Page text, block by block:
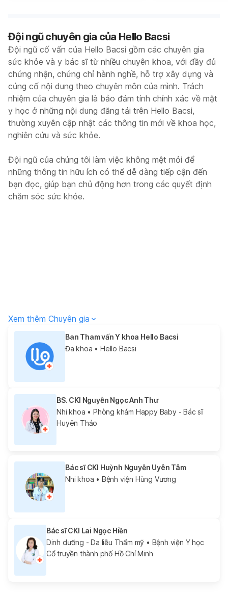
Đội ngũ chuyên gia của Hello Bacsi
Đội ngũ cố vấn của Hello Bacsi gồm các chuyên gia
sức khỏe và y bác sĩ từ nhiều chuyên khoa, với đầy đủ
chứng nhận, chứng chỉ hành nghề, hỗ trợ xây dựng và
củng cố nội dung theo chuyên môn của mình. Trách
nhiệm của chuyên gia là bảo đảm tính chính xác về mặt
y học ở những nội dung đăng tải trên Hello Bacsi,
thường xuyên cập nhật các thông tin mới về khoa học,
nghiên cứu và sức khỏe.
Đội ngũ của chúng tôi làm việc không mệt mỏi để
những thông tin hữu ích có thể dễ dàng tiếp cận đến
bạn đọc, giúp bạn chủ động hơn trong các quyết định
chăm sóc sức khỏe.
Xem thêm Chuyên gia
Ban Tham vấn Y khoa Hello Bacsi
Đa khoa • Hello Bacsi
BS. CKI Nguyễn Ngọc Anh Thư
Nhi khoa • Phòng khám Happy Baby - Bác sĩ
Huyên Thảo
Bác sĩ CKI Huỳnh Nguyễn Uyên Tâm
Nhi khoa • Bệnh viện Hùng Vương
Bác sĩ CKI Lai Ngọc Hiền
Dinh dưỡng - Da liễu Thẩm mỹ • Bệnh viện Y học
Cổ truyền thành phố Hồ Chí Minh